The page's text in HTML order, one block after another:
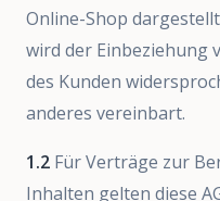
Online-Shop
wird der Einbeziehung
des Kunden
anderes vereinbart.
1.2 Für Verträge zur
Inhalten gelten diese